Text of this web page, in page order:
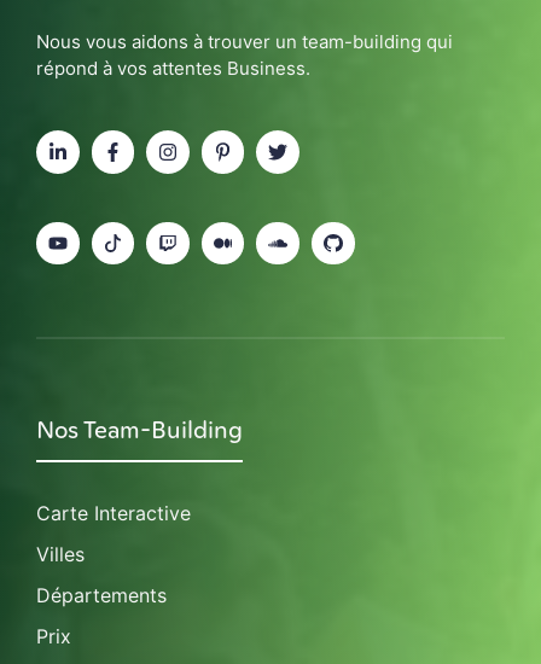
Nous vous aidons à trouver un team-building qui
répond à vos attentes Business.
Nos Team-Building
Carte Interactive
Villes
Départements
Prix